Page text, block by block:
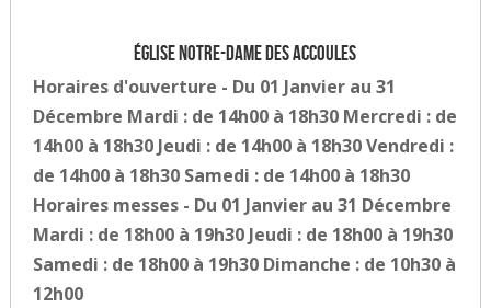
Église Notre-Dame des Accoules
Horaires d'ouverture - Du 01 Janvier au 31
Décembre Mardi : de 14h00 à 18h30 Mercredi : de
14h00 à 18h30 Jeudi : de 14h00 à 18h30 Vendredi :
de 14h00 à 18h30 Samedi : de 14h00 à 18h30
Horaires messes - Du 01 Janvier au 31 Décembre
Mardi : de 18h00 à 19h30 Jeudi : de 18h00 à 19h30
Samedi : de 18h00 à 19h30 Dimanche : de 10h30 à
12h00